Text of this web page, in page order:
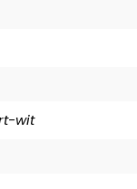
wit